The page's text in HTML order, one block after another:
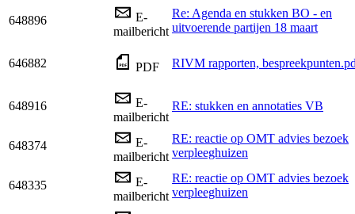
648896
E-
mailbericht
Re: Agenda en stukken BO - en
uitvoerende partijen 18 maart
646882 PDF RIVM rapporten,
648916
E-
mailbericht
RE: stukken en annotaties VB
648374
E-
mailbericht
RE: reactie op OMT advies bezoek
verpleeghuizen
648335
E-
mailbericht
RE: reactie op OMT advies bezoek
verpleeghuizen